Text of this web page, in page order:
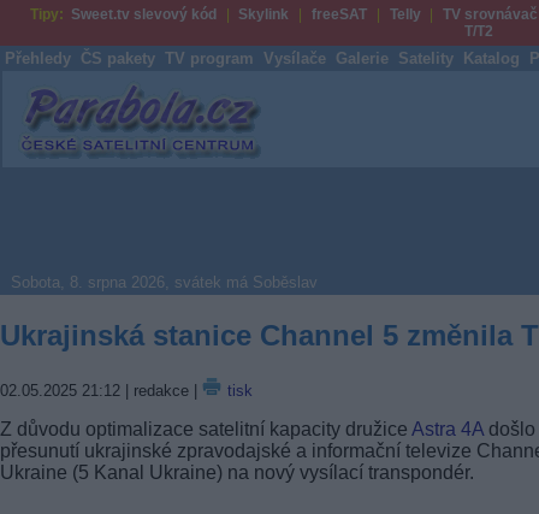
Tipy: Sweet.tv slevový kód Skylink freeSAT Telly
TV srovnávač
T/T2
Přehledy ČS pakety TV program Vysílače Galerie Satelity Katalog
Parabola.cz
Sobota, 8. srpna 2026, svátek má Soběslav
Ukrajinská stanice Channel 5 změnila
02.05.2025 21:12 | redakce | tisk
Z důvodu optimalizace satelitní kapacity družice Astra 4A došlo
přesunutí ukrajinské zpravodajské a informační televize
Ukraine (5 Kanal Ukraine) na nový vysílací transpondér.